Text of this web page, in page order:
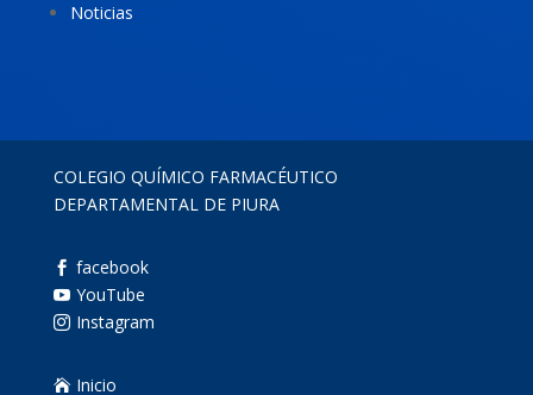
Noticias
COLEGIO QUÍMICO FARMACÉUTICO
DEPARTAMENTAL DE PIURA
 facebook
 YouTube
 Instagram
 Inicio